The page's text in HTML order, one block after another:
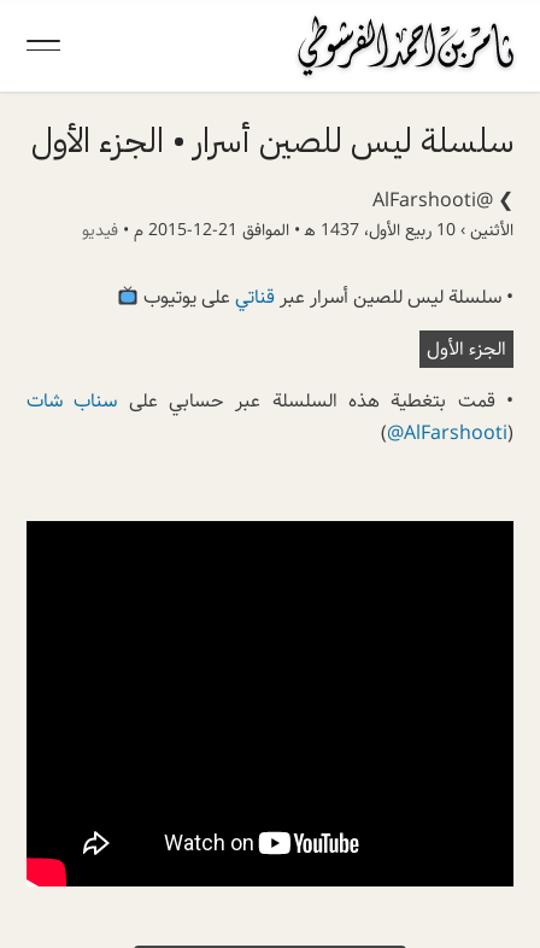
سلسلة ليس للصين أسرار • الجزء الأول
❯
@AlFarshooti
الأثنين › 10 ربيع الأول، 1437 ھ • الموافق 21-12-2015 م • فيديو
• سلسلة ليس للصين أسرار عبرقناتي على يوتيوب
الجزء الأول
• قمت بتغطية هذه السلسلة عبر حسابي على سناب شات
(
@AlFarshooti
)